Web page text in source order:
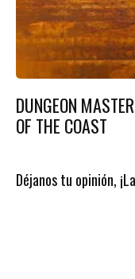
DUNGEON
OF THE COAST
Déjanos tu opinión,